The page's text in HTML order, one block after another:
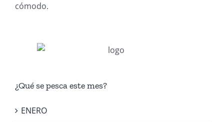
cómodo.
¿Qué se pesca este mes?
ENERO